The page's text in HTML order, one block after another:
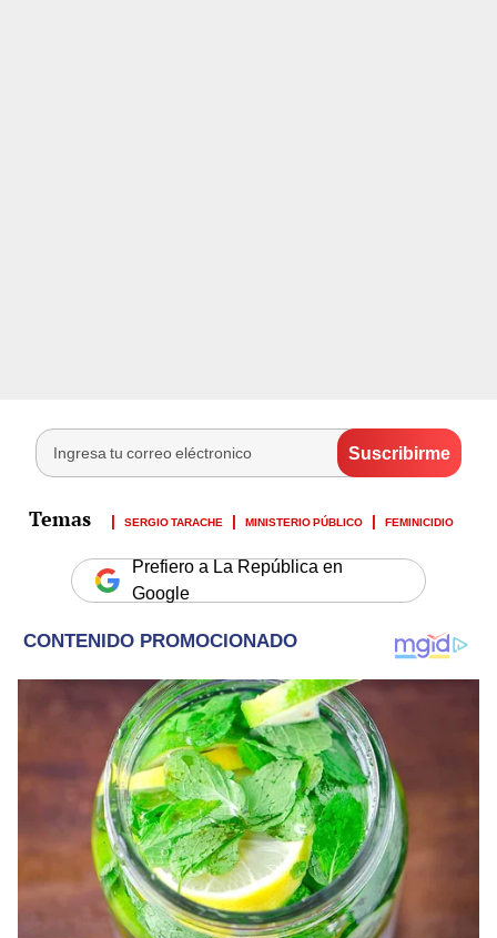
SERGIO TARACHE MINISTERIO PÚBLICO FEMINICIDIO
Prefiero a La República en
Google